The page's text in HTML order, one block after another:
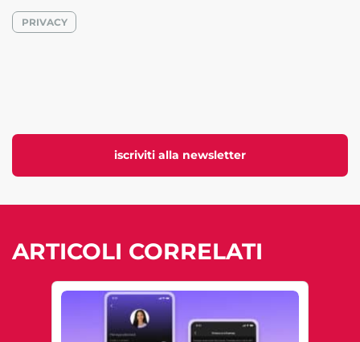
iscriviti alla newsletter
PRIVACY
ARTICOLI CORRELATI